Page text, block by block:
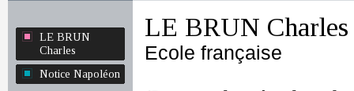
LE BRUN
Charles
Notice Napoléon
LE BRUN Charles
Ecole française